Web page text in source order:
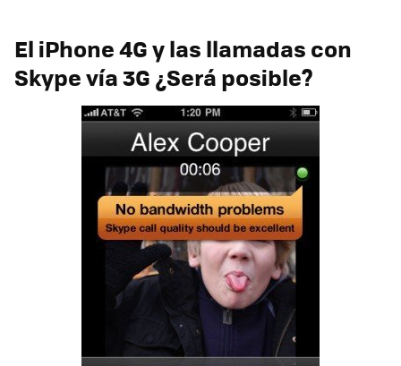
El iPhone 4G y las llamadas con
Skype vía 3G ¿Será posible?